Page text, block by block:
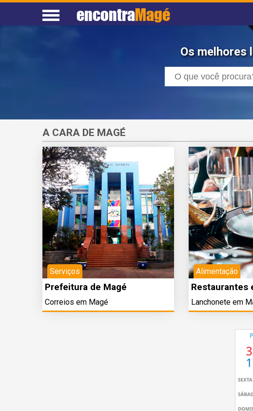
encontraMagé
Os melhores
A CARA DE MAGÉ
Serviços
Prefeitura de Magé
Correios em Magé
Alimentação
Restaurantes
Lanchonete em